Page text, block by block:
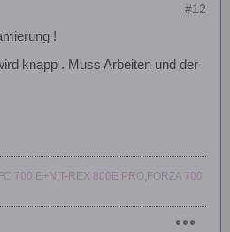
#12
!
knapp . Muss Arbeiten und der
700 E+N,T-REX 800E PRO,FORZA 700